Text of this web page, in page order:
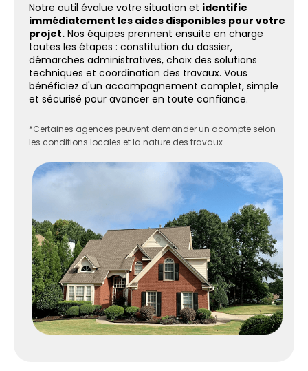
Notre outil évalue votre situation et identifie
immédiatement les aides disponibles pour votre
projet. Nos équipes prennent ensuite en charge
toutes les étapes : constitution du dossier,
démarches administratives, choix des solutions
techniques et coordination des travaux. Vous
bénéficiez d'un accompagnement complet, simple
et sécurisé pour avancer en toute confiance.
*Certaines agences peuvent demander un acompte selon
les conditions locales et la nature des travaux.